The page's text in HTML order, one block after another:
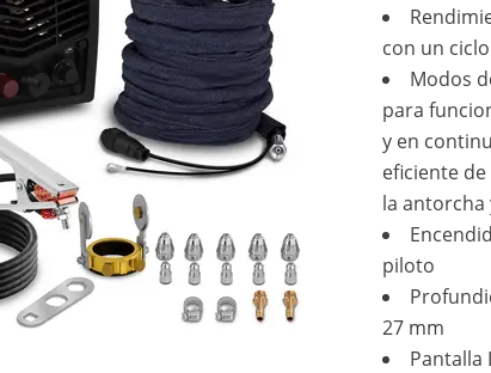
con un
Modos
para
y en
eficiente
la antorcha
piloto
27 mm
Pantalla